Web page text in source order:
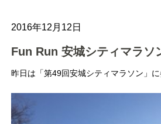
2016年12月12日
Fun Run 安城シティマラソ
昨日は「第49回安城シティマラソン」に